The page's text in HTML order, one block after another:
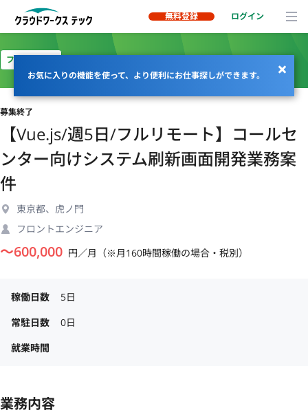
無料登録 ログイン
お気に入りの機能を使って、より便利にお仕事探しができます。
フルリモート
募集終了
【Vue.js/週5日/フルリモート】コールセ
ンター向けシステム刷新画面開発業務案
件
東京都、虎ノ門
フロントエンジニア
〜600,000 円／月（※月160時間稼働の場合・税別）
稼働日数
5日
常駐日数
0日
就業時間
業務内容